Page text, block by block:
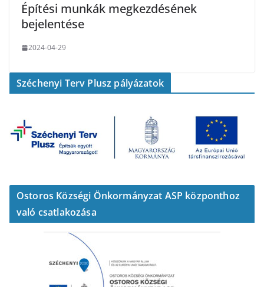
Építési munkák megkezdésének
bejelentése
2024-04-29
Széchenyi Terv Plusz pályázatok
Ostoros Községi Önkormányzat ASP központhoz
való csatlakozása